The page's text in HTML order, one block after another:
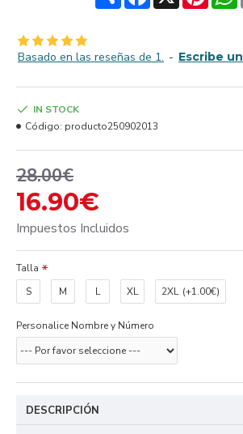
Basado en las reseñas de 1. - Escribe
16.90€
28.00€
Impuestos Incluidos
IN STOCK
Código: producto250902013
Talla
S
M L XL 2XL (+1.00€)
Personalice Nombre y Número
DESCRIPCIÓN